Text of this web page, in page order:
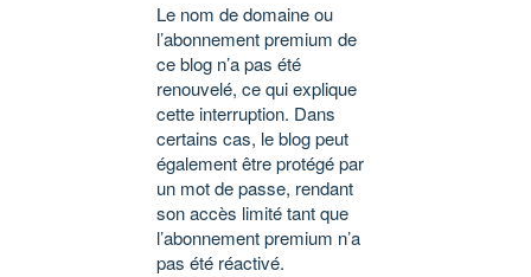
Le nom de domaine ou
l’abonnement premium de
ce blog n’a pas été
renouvelé, ce qui explique
cette interruption. Dans
certains cas, le blog peut
également être protégé par
un mot de passe, rendant
son accès limité tant que
l’abonnement premium n’a
pas été réactivé.